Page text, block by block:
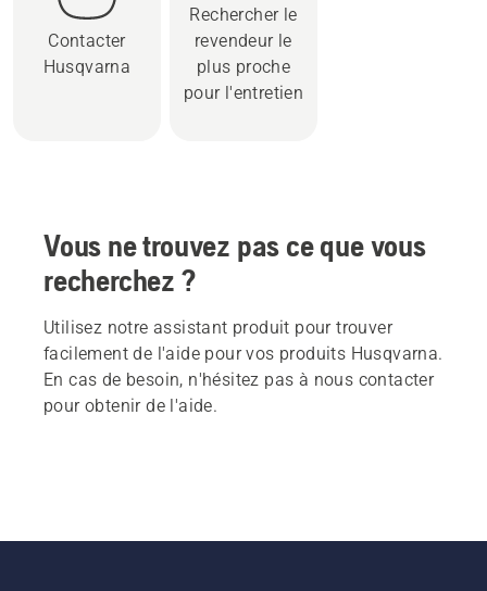
Contacter
Husqvarna
Rechercher le
revendeur le
plus proche
pour l'entretien
Vous ne trouvez pas ce que vous
recherchez ?
Utilisez notre assistant produit pour trouver
facilement de l'aide pour vos produits Husqvarna.
En cas de besoin, n'hésitez pas à nous contacter
pour obtenir de l'aide.